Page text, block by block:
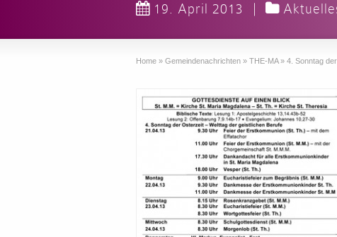
19. April 2013 |
Home » Gemeindenachrichten » THE-MA » 4. Sonntag